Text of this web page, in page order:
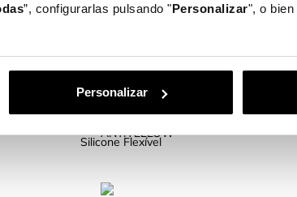
”, configurarlas pulsando "Personalizar", o
Personalizar
CARACTERÍSTICAS DO PRODUTO
Silicone Flexível